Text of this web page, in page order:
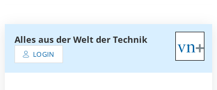
Alles aus der Welt der Technik
LOGIN